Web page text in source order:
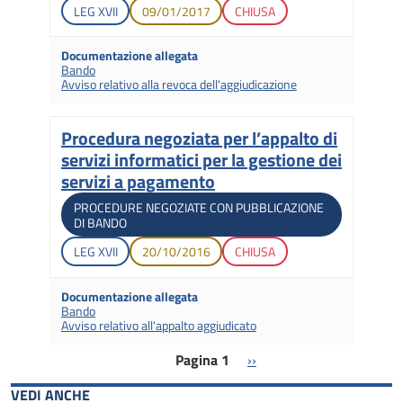
LEGXVII 09/01/2017 CHIUSA
Documentazione allegata
Bando
Avviso relativo alla revoca dell'aggiudicazione
Titolo
Procedura negoziata per l’appalto di
servizi informatici per la gestione dei
servizi a pagamento
Tipologia di gara
PROCEDURE NEGOZIATE CON PUBBLICAZIONE
DI BANDO
Legislatura di apertura
LEGXVII Data di apertura
20/10/2016 Stato gara
CHIUSA
Documentazione allegata
Bando
Avviso relativo all'appalto aggiudicato
Pagina 1 Pagina successiva
››
VEDI ANCHE